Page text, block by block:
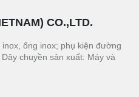
CO.,LTD.
inox, ống inox; phụ kiện đường
chuyền sản xuất: Máy và